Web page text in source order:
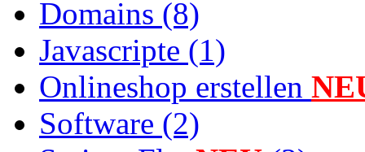
Domains (8)
Javascripte (1)
Onlineshop erstellen
Software (2)